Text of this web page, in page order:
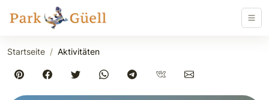
Startseite Aktivitäten